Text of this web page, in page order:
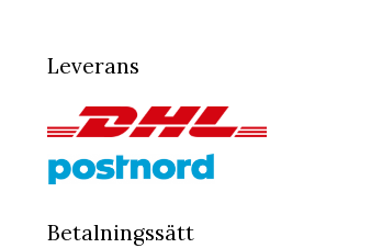
Leverans
Betalningssätt